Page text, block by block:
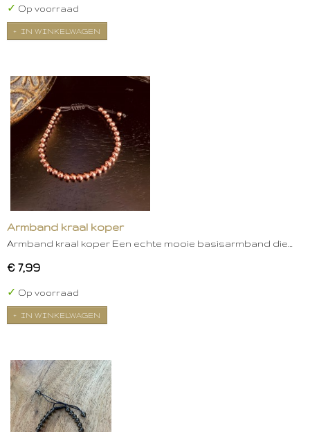
✓ Op voorraad
IN WINKELWAGEN
Armband kraal koper
Armband kraal koper Een echte mooie basisarmband die…
€ 7,99
✓ Op voorraad
IN WINKELWAGEN